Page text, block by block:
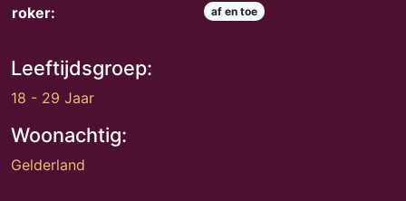
roker: af en toe
Leeftijdsgroep:
18 - 29 Jaar
Woonachtig:
Gelderland